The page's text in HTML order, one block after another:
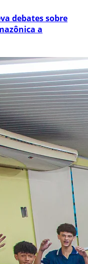
debates sobre
a